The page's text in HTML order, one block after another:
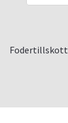
Fodertillskott